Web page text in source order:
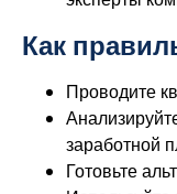
Как
Проводите
заработной
Готовьте